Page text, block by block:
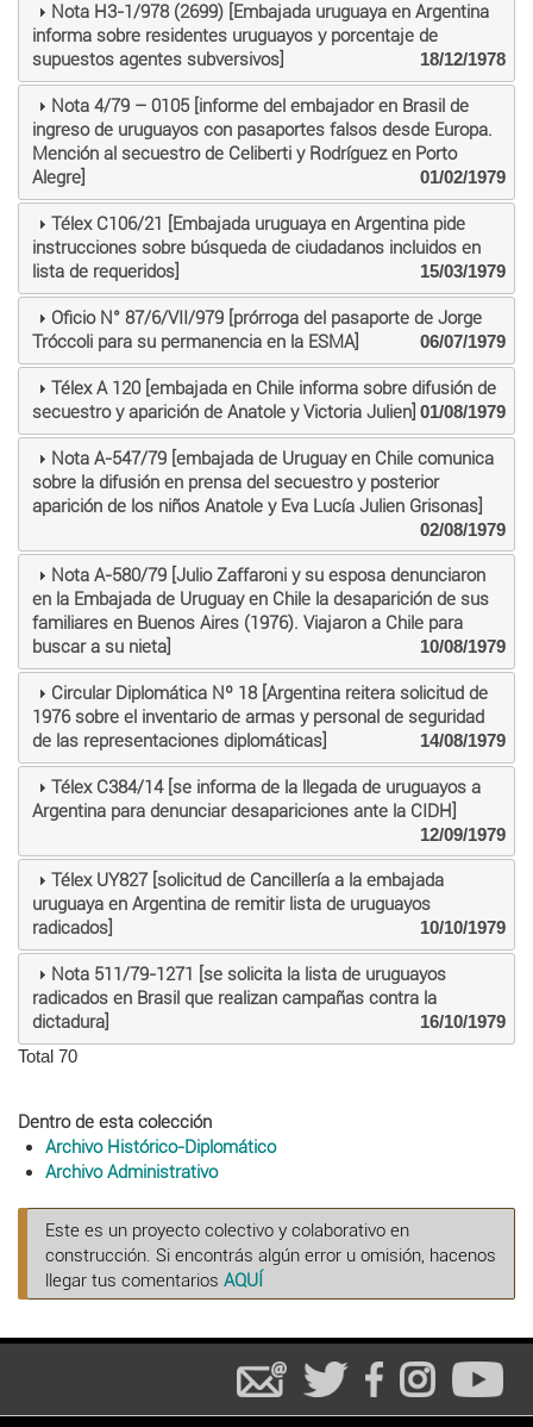
Nota H3-1/978 (2699) [Embajada uruguaya en Argentina
informa sobre residentes uruguayos y porcentaje de
supuestos agentes subversivos]
18/12/1978
Nota 4/79 – 0105 [informe del embajador en Brasil de
ingreso de uruguayos con pasaportes falsos desde Europa.
Mención al secuestro de Celiberti y Rodríguez en Porto
Alegre]
01/02/1979
Télex C106/21 [Embajada uruguaya en Argentina pide
instrucciones sobre búsqueda de ciudadanos incluidos en
lista de requeridos]
15/03/1979
Oficio N° 87/6/VII/979 [prórroga del pasaporte de Jorge
Tróccoli para su permanencia en la ESMA]
06/07/1979
Télex A 120 [embajada en Chile informa sobre difusión de
secuestro y aparición de Anatole y Victoria Julien] 01/08/1979
Nota A-547/79 [embajada de Uruguay en Chile comunica
sobre la difusión en prensa del secuestro y posterior
aparición de los niños Anatole y Eva Lucía Julien Grisonas]
02/08/1979
Nota A-580/79 [Julio Zaffaroni y su esposa denunciaron
en la Embajada de Uruguay en Chile la desaparición de sus
familiares en Buenos Aires (1976). Viajaron a Chile para
buscar a su nieta]
10/08/1979
Circular Diplomática Nº 18 [Argentina reitera solicitud de
1976 sobre el inventario de armas y personal de seguridad
de las representaciones diplomáticas]
14/08/1979
Télex C384/14 [se informa de la llegada de uruguayos a
Argentina para denunciar desapariciones ante la CIDH]
12/09/1979
Télex UY827 [solicitud de Cancillería a la embajada
uruguaya en Argentina de remitir lista de uruguayos
radicados]
10/10/1979
Nota 511/79-1271 [se solicita la lista de uruguayos
radicados en Brasil que realizan campañas contra la
dictadura]
16/10/1979
Total 70
Dentro de esta colección
Archivo Histórico-Diplomático
Archivo Administrativo
Este es un proyecto colectivo y colaborativo en
construcción. Si encontrás algún error u omisión, hacenos
llegar tus comentarios AQUÍ